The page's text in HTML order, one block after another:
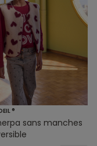
®
sans manches